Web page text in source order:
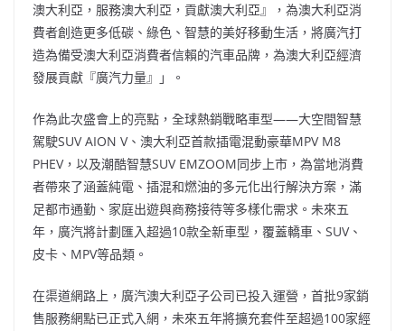
澳大利亞，服務澳大利亞，貢獻澳大利亞』
，為澳大利亞消
費者創造更多低碳、綠色、智慧的美好移動生活，將廣汽打
造為備受澳大利亞消費者信賴的汽車品牌，為澳大利亞經濟
發展貢獻 『廣汽力量』」 。
作為此次盛會上的亮點，全球熱銷戰略車型——大空間智慧
駕駛SUV AION V、澳大利亞首款插電混動豪華MPV M8
PHEV，以及潮酷智慧SUV EMZOOM同步上市，為當地消費
者帶來了涵蓋純電、插混和燃油的多元化出行解決方案，滿
足都市通勤、家庭出遊與商務接待等多樣化需求。未來五
年，廣汽將計劃匯入超過10款全新車型，覆蓋轎車、 SUV、
皮卡、 MPV等品類。
在渠道網路上，廣汽澳大利亞子公司已投入運營，首批9家銷
售服務網點已正式入網，未來五年將擴充套件至超過100家經